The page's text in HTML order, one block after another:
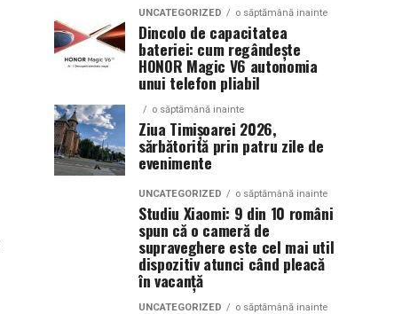
UNCATEGORIZED o săptămână inainte
Dincolo de capacitatea
bateriei: cum regândește
HONOR Magic V6 autonomia
unui telefon pliabil
o săptămână inainte
Ziua Timișoarei 2026,
sărbătorită prin patru zile de
evenimente
UNCATEGORIZED o săptămână inainte
Studiu Xiaomi: 9 din 10 români
spun că o cameră de
supraveghere este cel mai util
dispozitiv atunci când pleacă
în vacanță
UNCATEGORIZED o săptămână inainte